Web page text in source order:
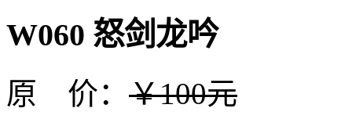
W060 怒剑龙吟
原 价： ￥100元